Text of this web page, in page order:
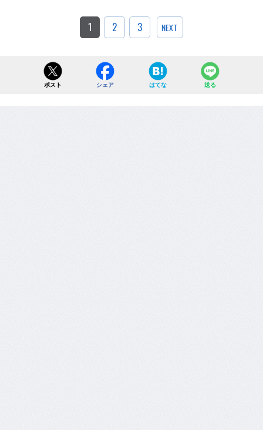
1 2 3 NEXT
ポスト シェア はてな 送る